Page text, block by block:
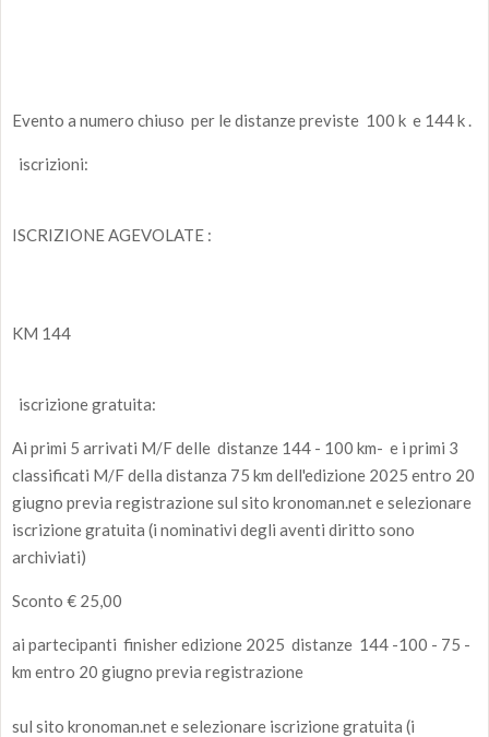
Evento a numero chiuso per le distanze previste 100 k e 144 k .
iscrizioni:
ISCRIZIONE AGEVOLATE :
KM 144
iscrizione gratuita:
Ai primi 5 arrivati M/F delle distanze 144 - 100 km- e i primi 3
classificati M/F della distanza 75 km dell'edizione 2025 entro 20
giugno previa registrazione sul sito kronoman.net e selezionare
iscrizione gratuita (i nominativi degli aventi diritto sono
archiviati)
Sconto € 25,00
ai partecipanti finisher edizione 2025 distanze 144 -100 - 75 -
km entro 20 giugno previa registrazione
sul sito kronoman.net e selezionare iscrizione gratuita (i